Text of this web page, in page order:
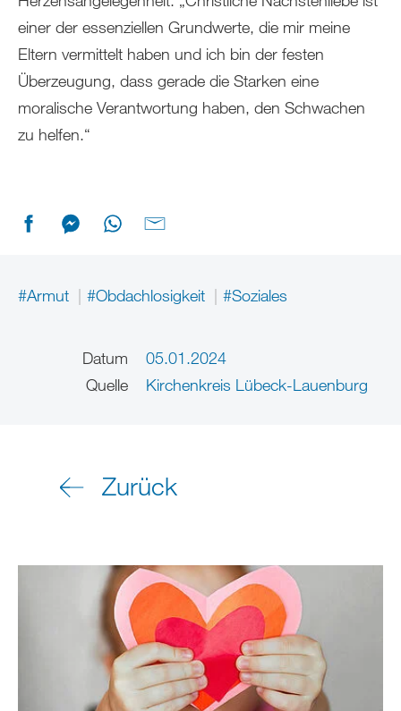
einer der essenziellen Grundwerte, die mir meine
Eltern vermittelt haben und ich bin der festen
Überzeugung, dass gerade die Starken eine
moralische Verantwortung haben, den Schwachen
zu helfen.“
#Armut #Obdachlosigkeit #Soziales
Datum
05.01.2024
Quelle
Kirchenkreis Lübeck-Lauenburg
Zurück